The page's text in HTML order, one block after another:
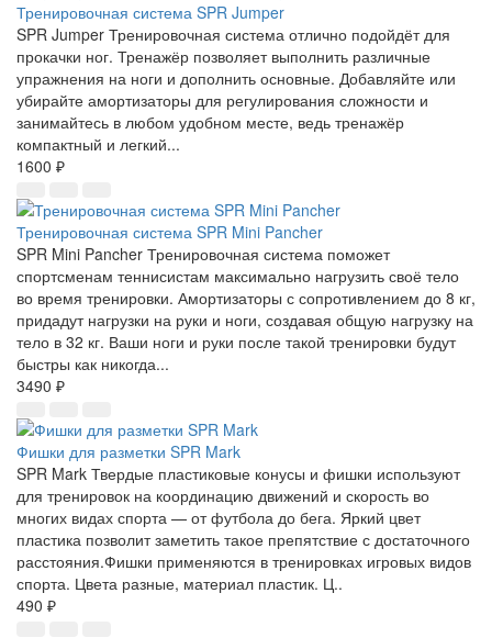
Тренировочная система SPR Jumper
SPR Jumper Тренировочная система отлично подойдёт для
прокачки ног. Тренажёр позволяет выполнить различные
упражнения на ноги и дополнить основные. Добавляйте или
убирайте амортизаторы для регулирования сложности и
занимайтесь в любом удобном месте, ведь тренажёр
компактный и легкий...
1600 ₽
Тренировочная система SPR Mini Pancher
SPR Mini Pancher Тренировочная система поможет
спортсменам теннисистам максимально нагрузить своё тело
во время тренировки. Амортизаторы с сопротивлением до 8 кг,
придадут нагрузки на руки и ноги, создавая общую нагрузку на
тело в 32 кг. Ваши ноги и руки после такой тренировки будут
быстры как никогда...
3490 ₽
Фишки для разметки SPR Mark
SPR Mark Твердые пластиковые конусы и фишки используют
для тренировок на координацию движений и скорость во
многих видах спорта — от футбола до бега. Яркий цвет
пластика позволит заметить такое препятствие с достаточного
расстояния.Фишки применяются в тренировках игровых видов
спорта. Цвета разные, материал пластик. Ц..
490 ₽